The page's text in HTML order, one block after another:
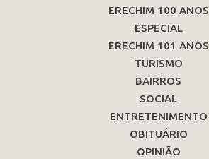
ERECHIM 100 ANOS
ESPECIAL
ERECHIM 101 ANOS
TURISMO
BAIRROS
SOCIAL
ENTRETENIMENTO
OBITUÁRIO
OPINIÃO